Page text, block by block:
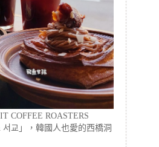
COFFEE ROASTERS
서교」，韓國人也愛的西橋洞